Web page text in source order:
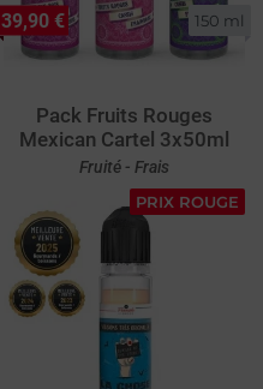
150 ml
Pack Fruits Rouges
Mexican Cartel 3x50ml
Fruité - Frais
39,90 €
PRIX ROUGE